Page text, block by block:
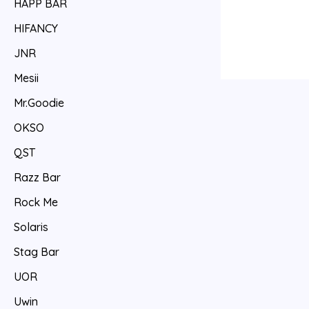
HAPP BAR
HIFANCY
JNR
Mesii
Mr.Goodie
OKSO
QST
Razz Bar
Rock Me
Solaris
Stag Bar
UOR
Uwin